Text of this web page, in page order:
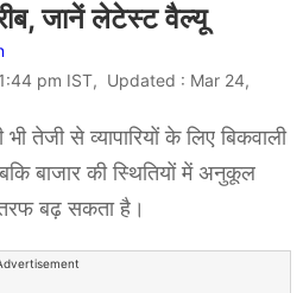
जानें लेटेस्ट वैल्यू
pm IST, Updated : Mar 24,
तेजी से व्यापारियों के लिए बिकवाली
बाजार की स्थितियों में अनुकूल
बढ़ सकता है।